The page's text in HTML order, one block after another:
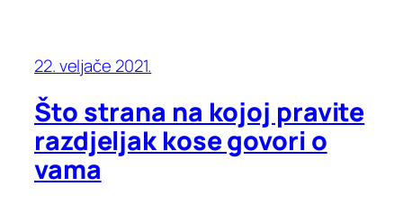
22. veljače 2021.
Što strana na kojoj pravite
razdjeljak kose govori o
vama